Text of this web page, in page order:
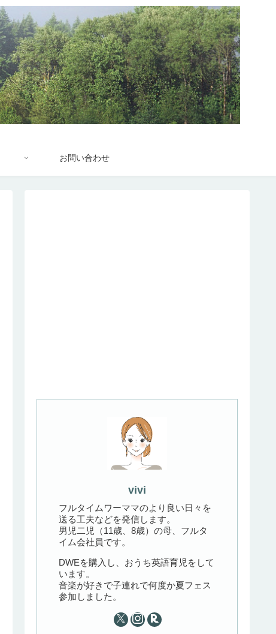
お問い合わせ
vivi
フルタイムワーママのより良い日々を
送る工夫などを発信します。
男児二児（11歳、8歳）の母、フルタ
イム会社員です。
DWEを購入し、おうち英語育児をして
います。
音楽が好きで子連れで何度か夏フェス
参加しました。